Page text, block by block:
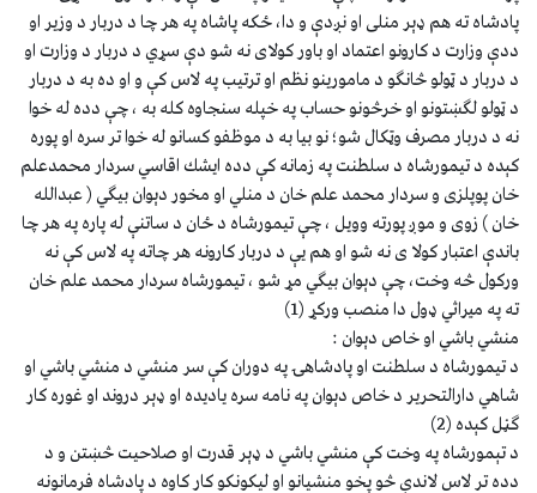
پادشاه ته هم ډېر منلى او نږدې و دا، ځكه پاشاه په هر چا د دربار د وزير او
ددې وزارت د كارونو اعتماد او باور كولاى نه شو دې سړي د دربار د وزارت او
د دربار د ټولو څانګو د مامورينو نظم او ترتيب په لاس كې و او ده به د دربار
د ټولو لګښتونو او خرڅونو حساب په خپله سنجاوه كله به ، چې دده له خوا
نه د دربار مصرف وټكال شو؛ نو بيا به د موظفو كسانو له خوا تر سره او پوره
كېده د تيمورشاه د سلطنت په زمانه كې دده ايشك اقاسي سردار محمدعلم
خان پوپلزى و سردار محمد علم خان د منلي او مخور دېوان بيګي ( عبدالله
خان ) زوى و موږ پورته وويل ، چې تيمورشاه د ځان د ساتنې له پاره په هر چا
باندې اعتبار كولا ى نه شو او هم يې د دربار كارونه هر چاته په لاس كې نه
وركول څه وخت، چې دېوان بيګي مړ شو ، تيمورشاه سردار محمد علم خان
ته په ميراثي ډول دا منصب وركړ (1)
منشي باشي او خاص دېوان :
د تيمورشاه د سلطنت او پادشاهۍ په دوران كې سر منشي د منشي باشي او
شاهي دارالتحرير د خاص دېوان په نامه سره ياديده او ډېر دروند او غوره كار
ګڼل كېده (2)
د تېمورشاه په وخت كې منشي باشي د ډېر قدرت او صلاحيت څښتن و د
دده تر لاس لاندې څو پخو منشيانو او ليكونكو كار كاوه د پادشاه فرمانونه